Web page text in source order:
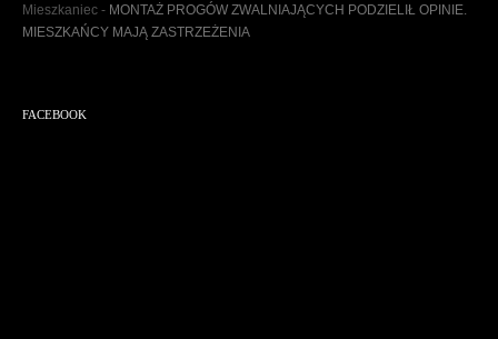
Mieszkaniec - MONTAŻ PROGÓW ZWALNIAJĄCYCH PODZIELIŁ OPINIE.
MIESZKAŃCY MAJĄ ZASTRZEŻENIA
FACEBOOK